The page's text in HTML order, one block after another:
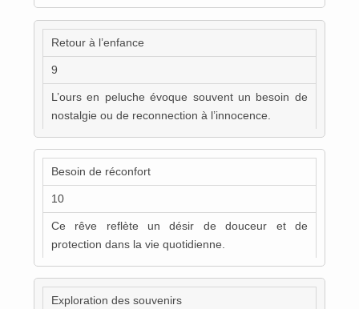
Retour à l’enfance
9
L’ours en peluche évoque souvent un besoin de
nostalgie ou de reconnection à l’innocence.
Besoin de réconfort
10
Ce rêve reflète un désir de douceur et de
protection dans la vie quotidienne.
Exploration des souvenirs